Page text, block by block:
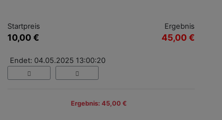
Startpreis
10,00 €
Ergebnis
45,00 €
Endet: 04.05.2025 13:00:20
Ergebnis: 45,00 €